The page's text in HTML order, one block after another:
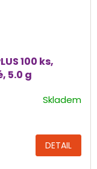
100 ks,
5.0 g
Skladem
DETAIL